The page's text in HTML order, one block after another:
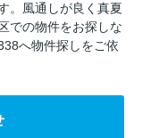
。風通しが良く真夏
での物件をお探しな
へ物件探しをご依